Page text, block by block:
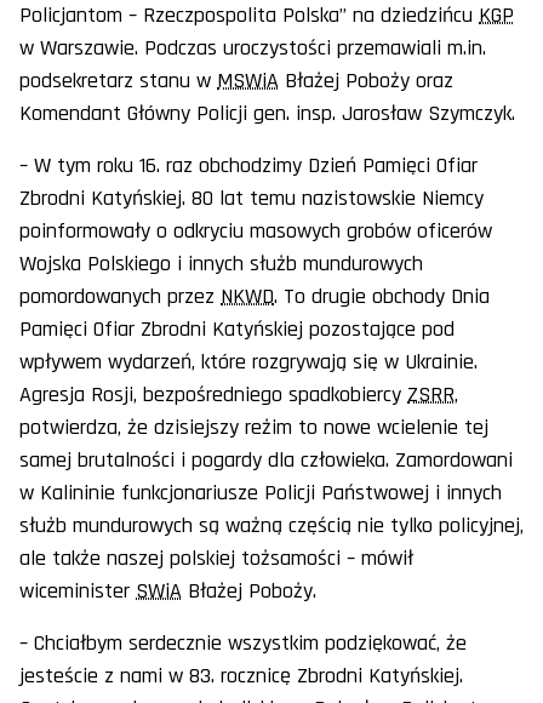
Policjantom – Rzeczpospolita Polska” na dziedzińcu KGP
w Warszawie. Podczas uroczystości przemawiali m.in.
podsekretarz stanu w MSWiA Błażej Poboży oraz
Komendant Główny Policji gen. insp. Jarosław Szymczyk.
– W tym roku 16. raz obchodzimy Dzień Pamięci Ofiar
Zbrodni Katyńskiej. 80 lat temu nazistowskie Niemcy
poinformowały o odkryciu masowych grobów oficerów
Wojska Polskiego i innych służb mundurowych
pomordowanych przez NKWD. To drugie obchody Dnia
Pamięci Ofiar Zbrodni Katyńskiej pozostające pod
wpływem wydarzeń, które rozgrywają się w Ukrainie.
Agresja Rosji, bezpośredniego spadkobiercy ZSRR,
potwierdza, że dzisiejszy reżim to nowe wcielenie tej
samej brutalności i pogardy dla człowieka. Zamordowani
w Kalininie funkcjonariusze Policji Państwowej i innych
służb mundurowych są ważną częścią nie tylko policyjnej,
ale także naszej polskiej tożsamości – mówił
wiceminister SWiA Błażej Poboży.
– Chciałbym serdecznie wszystkim podziękować, że
jesteście z nami w 83. rocznicę Zbrodni Katyńskiej.